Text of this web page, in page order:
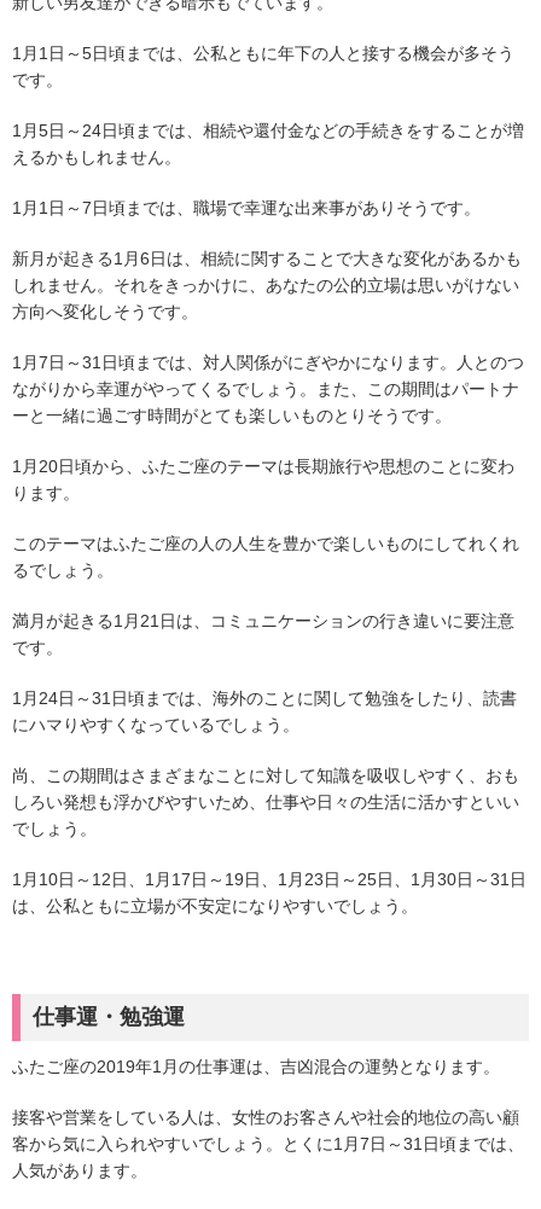
1月1日～5日頃までは、公私ともに年下の人と接する機会が多そう
です。
1月5日～24日頃までは、相続や還付金などの手続きをすることが増
えるかもしれません。
1月1日～7日頃までは、職場で幸運な出来事がありそうです。
新月が起きる1月6日は、相続に関することで大きな変化があるかも
しれません。それをきっかけに、あなたの公的立場は思いがけない
方向へ変化しそうです。
1月7日～31日頃までは、対人関係がにぎやかになります。人とのつ
ながりから幸運がやってくるでしょう。また、この期間はパートナ
ーと一緒に過ごす時間がとても楽しいものとりそうです。
1月20日頃から、ふたご座のテーマは長期旅行や思想のことに変わ
ります。
このテーマはふたご座の人の人生を豊かで楽しいものにしてれくれ
るでしょう。
満月が起きる1月21日は、コミュニケーションの行き違いに要注意
です。
1月24日～31日頃までは、海外のことに関して勉強をしたり、読書
にハマりやすくなっているでしょう。
尚、この期間はさまざまなことに対して知識を吸収しやすく、おも
しろい発想も浮かびやすいため、仕事や日々の生活に活かすといい
でしょう。
1月10日～12日、1月17日～19日、1月23日～25日、1月30日～31日
は、公私ともに立場が不安定になりやすいでしょう。
仕事運・勉強運
ふたご座の2019年1月の仕事運は、吉凶混合の運勢となります。
接客や営業をしている人は、女性のお客さんや社会的地位の高い顧
客から気に入られやすいでしょう。とくに1月7日～31日頃までは、
人気があります。